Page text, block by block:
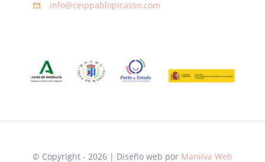
info@ceippablopicasso.com
© Copyright - 2026 | Diseño web por Manilva Web